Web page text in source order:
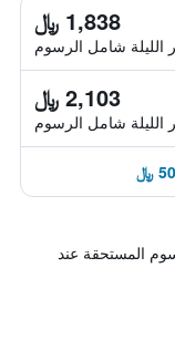
1,838 ﷼
الليلة شامل الرسوم
2,103 ﷼
الليلة شامل الرسوم
المستحقة عند